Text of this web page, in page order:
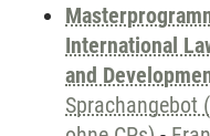
International
and
Sprachangebot